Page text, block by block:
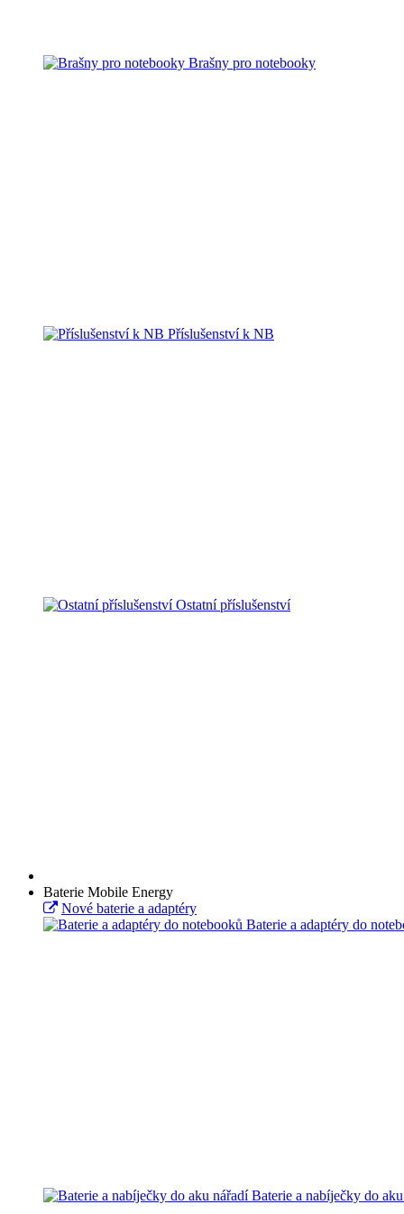
Brašny pro notebooky
Příslušenství k NB
Ostatní příslušenství
Baterie Mobile Energy
Nové baterie a adaptéry
Baterie a adaptéry do
Baterie a nabíječky do